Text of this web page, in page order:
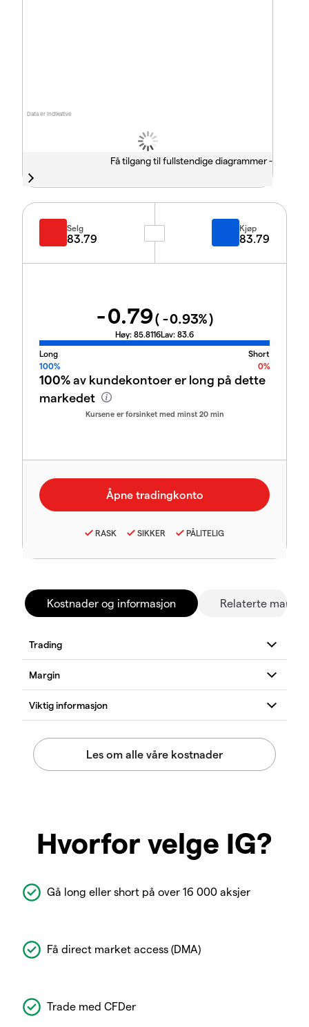
Data er indikative
Få tilgang til fullstendige diagrammer -
Selg
83.79
Kjøp
83.79
-0.79( -0.93%)
Høy: 85.8116Lav: 83.6
Long
Short
100%
0%
100%av kundekontoer er long på dette
markedet
Kursene er forsinket med minst 20 min
RASK SIKKER PÅLITELIG
Kostnader og informasjon Relaterte
Hvorfor velge IG?
Gå long eller short på over 16 000 aksjer
Få direct market access (DMA)
Trade med CFDer